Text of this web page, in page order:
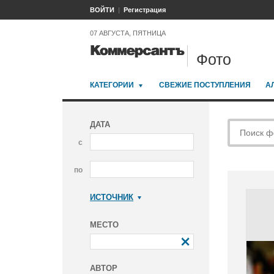
ВОЙТИ Регистрация
07 АВГУСТА, ПЯТНИЦА
Фото
КАТЕГОРИИ СВЕЖИЕ ПОСТУПЛЕНИЯ
ДАТА
с
по
ИСТОЧНИК
МЕСТО
АВТОР